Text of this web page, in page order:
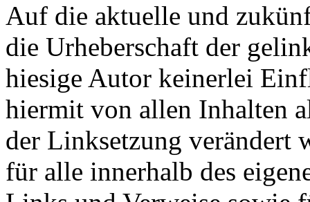
Auf die aktuelle und
die Urheberschaft der
hiesige Autor keinerlei
hiermit von allen Inhalten
der Linksetzung verändert
für alle innerhalb des